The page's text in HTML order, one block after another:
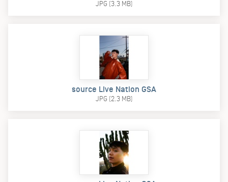
JPG (3.3 MB)
source Live Nation GSA
JPG (2.3 MB)